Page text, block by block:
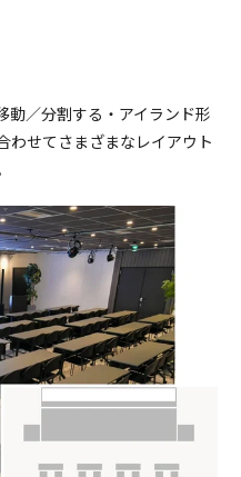
動／分割する・アイランド形
わせてさまざまなレイアウト